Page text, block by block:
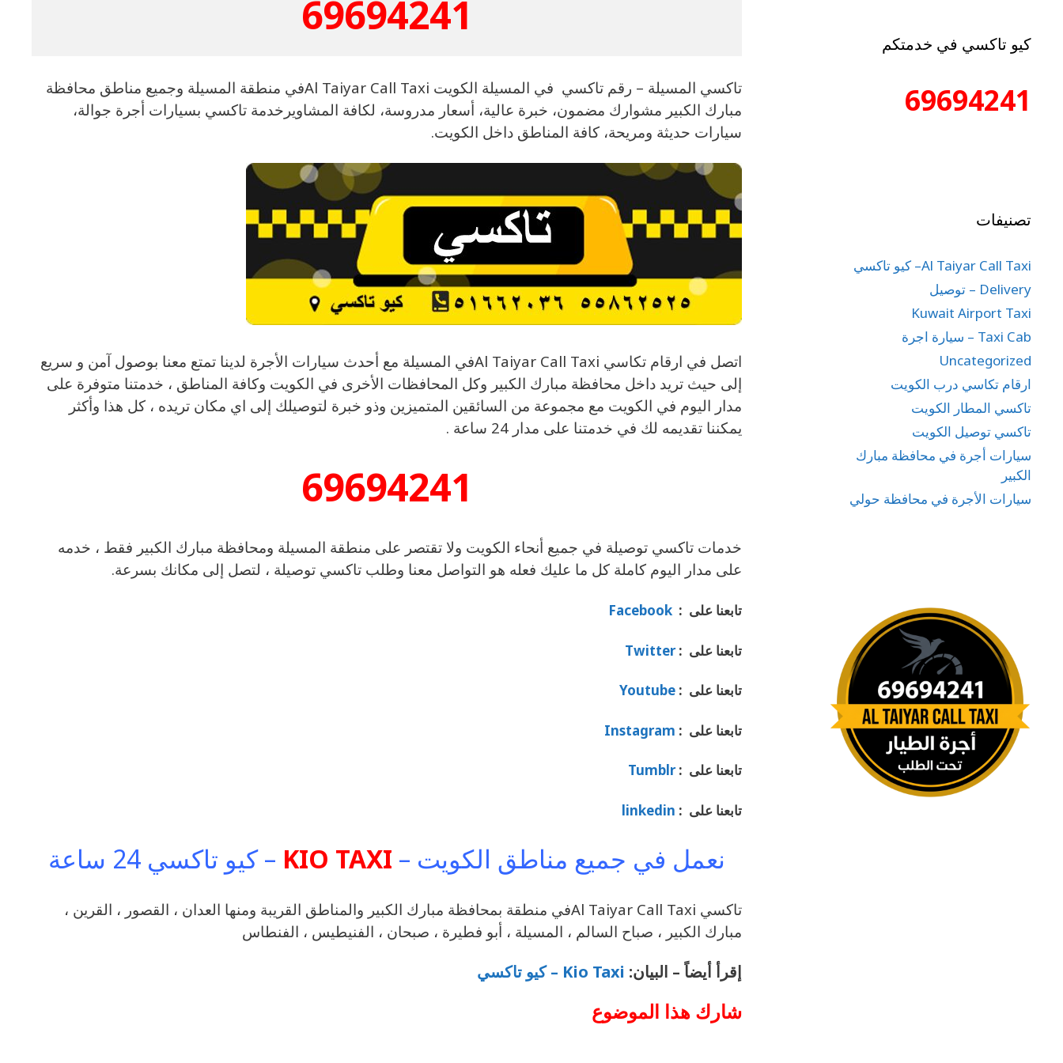
69694241
تاكسي المسيلة – رقم تاكسي في المسيلة الكويت Al Taiyar Call Taxiفي منطقة المسيلة وجميع مناطق محافظة
مبارك الكبير مشوارك مضمون، خبرة عالية، أسعار مدروسة، لكافة المشاويرخدمة تاكسي بسيارات أجرة جوالة،
سيارات حديثة ومريحة، كافة المناطق داخل الكويت.
اتصل في ارقام تكاسي Al Taiyar Call Taxiفي المسيلة مع أحدث سيارات الأجرة لدينا تمتع معنا بوصول آمن و سريع
إلى حيث تريد داخل محافظة مبارك الكبير وكل المحافظات الأخرى في الكويت وكافة المناطق ، خدمتنا متوفرة على
مدار اليوم في الكويت مع مجموعة من السائقين المتميزين وذو خبرة لتوصيلك إلى اي مكان تريده ، كل هذا وأكثر
يمكننا تقديمه لك في خدمتنا على مدار 24 ساعة .
69694241
خدمات تاكسي توصيلة في جميع أنحاء الكويت ولا تقتصر على منطقة المسيلة ومحافظة مبارك الكبير فقط ، خدمه
على مدار اليوم كاملة كل ما عليك فعله هو التواصل معنا وطلب تاكسي توصيلة ، لتصل إلى مكانك بسرعة.
تابعنا على : Facebook
تابعنا على :Twitter
تابعنا على : Youtube
تابعنا على : Instagram
تابعنا على :Tumblr
تابعنا على : linkedin
نعمل في جميع مناطق الكويت – KIO TAXI – كيو تاكسي 24 ساعة
تاكسي Al Taiyar Call Taxiفي منطقة بمحافظة مبارك الكبير والمناطق القريبة ‎ومنها العدان ، القصور ، القرين ،
مبارك الكبير ، صباح السالم ، المسيلة ، أبو فطيرة ، صبحان ، الفنيطيس ، الفنطاس
إقرأ أيضاً – البيان: Kio Taxi – كيو تاكسي
شارك هذا الموضوع
كيو تاكسي في خدمتكم
69694241
تصنيفات
Al Taiyar Call Taxi– كيو تاكسي
Delivery – توصيل
Kuwait Airport Taxi
Taxi Cab – سيارة اجرة
Uncategorized
ارقام تكاسي درب الكويت
تاكسي المطار الكويت
تاكسي توصيل الكويت
سيارات أجرة في محافظة مبارك
الكبير
سيارات الأجرة في محافظة حولي